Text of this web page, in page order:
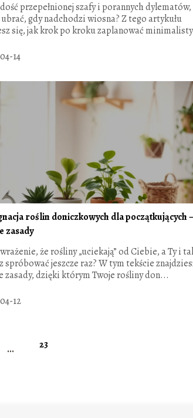
przepełnionej szafy i porannych
gdy nadchodzi wiosna? Z tego artykułu
się, jak krok po kroku zaplanować
14
roślin doniczkowych dla początkujących
zasady
że rośliny „uciekają” od Ciebie, a Ty i
spróbować jeszcze raz? W tym tekście
zasady, dzięki którym Twoje rośliny don...
12
... 23